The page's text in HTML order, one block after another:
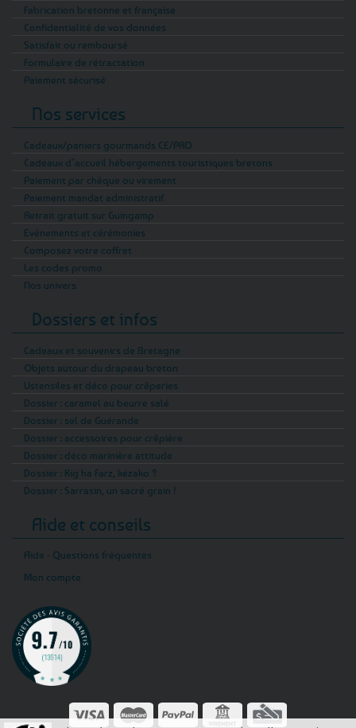
Fabrication bretonne et française
Confidentialité de vos données
Satisfait ou remboursé
Formulaire de rétractation
Paiement sécurisé
Nos services
Cadeaux/paniers gourmands CE/PRO
Cadeaux d’accueil hébergements touristiques bretons
Paiement par chèque ou virement
Paiement mandat administratif
Retrait gratuit sur Guingamp
Evénements et cérémonies
Composez votre coffret
Les codes promo
Nos univers
Dossiers et infos
Cadeaux et souvenirs de Bretagne
Objets autour du drapeau breton
Ustensiles et déco pour crêperies
Dossier : caramel au beurre salé
Dossier : sel de Guérande
Dossier : accessoires pour crêpière
Dossier : déco marinière attitude
Dossier : Kig ha Farz, kézako ?
Dossier : Sarrasin, un sacré grain !
Aide et conseils
Aide - Questions fréquentes
Mon compte